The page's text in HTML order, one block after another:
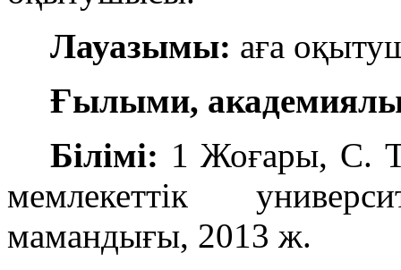
Лауазымы: аға
Ғылыми,
Білімі: 1 Жоғары, С.
мемлекеттік
мамандығы, 2013 ж.